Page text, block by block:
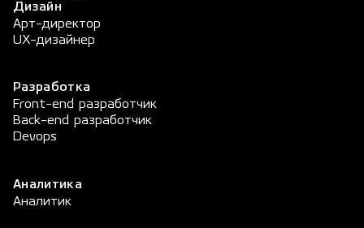
Дизайн
Арт-директор
UX-дизайнер
Разработка
Front-end разработчик
Back-end разработчик
Devops
Аналитика
Аналитик